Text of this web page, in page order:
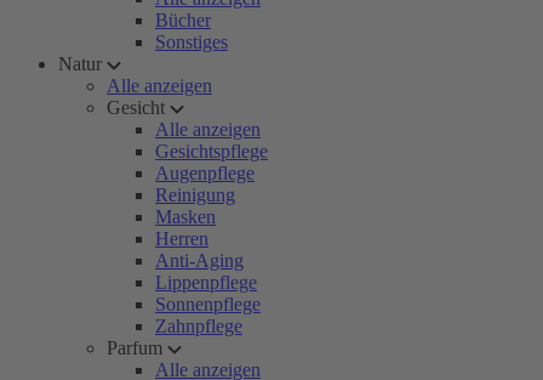
Bücher
Sonstiges
Natur
Alle anzeigen
Gesicht
Alle anzeigen
Gesichtspflege
Augenpflege
Reinigung
Masken
Herren
Anti-Aging
Lippenpflege
Sonnenpflege
Zahnpflege
Parfum
Alle anzeigen